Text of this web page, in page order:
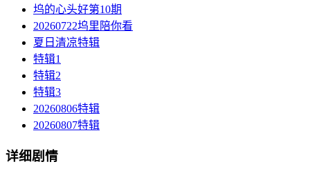
坞的心头好第10期
20260722坞里陪你看
夏日清凉特辑
特辑1
特辑2
特辑3
20260806特辑
20260807特辑
详细剧情